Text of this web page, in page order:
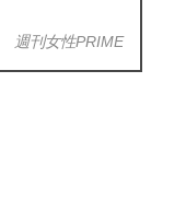
週刊女性PRIME